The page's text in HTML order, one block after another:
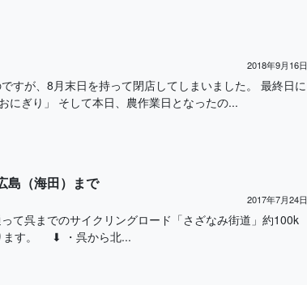
2018年9月16日
すが、8月末日を持って閉店してしまいました。 最終日に
にぎり」 そして本日、農作業日となったの...
島（海田）まで
2017年7月24日
て呉までのサイクリングロード「さざなみ街道」約100k
ます。 ⬇ ・呉から北...